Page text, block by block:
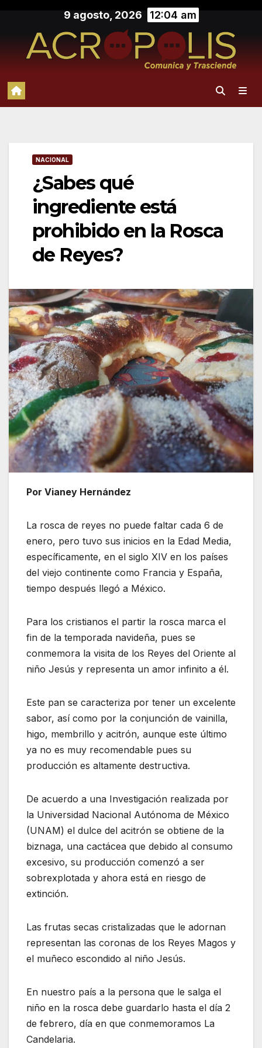
contenido
9 agosto, 2026 12:04 am
NACIONAL
¿Sabes qué
ingrediente está
prohibido en la Rosca
de Reyes?
Por Vianey Hernández
La rosca de reyes no puede faltar cada 6 de
enero, pero tuvo sus inicios en la Edad Media,
específicamente, en el siglo XIV en los países
del viejo continente como Francia y España,
tiempo después llegó a México.
Para los cristianos el partir la rosca marca el
fin de la temporada navideña, pues se
conmemora la visita de los Reyes del Oriente al
niño Jesús y representa un amor infinito a él.
Este pan se caracteriza por tener un excelente
sabor, así como por la conjunción de vainilla,
higo, membrillo y acitrón, aunque este último
ya no es muy recomendable pues su
producción es altamente destructiva.
De acuerdo a una Investigación realizada por
la Universidad Nacional Autónoma de México
(UNAM) el dulce del acitrón se obtiene de la
biznaga, una cactácea que debido al consumo
excesivo, su producción comenzó a ser
sobrexplotada y ahora está en riesgo de
extinción.
Las frutas secas cristalizadas que le adornan
representan las coronas de los Reyes Magos y
el muñeco escondido al niño Jesús.
En nuestro país a la persona que le salga el
niño en la rosca debe guardarlo hasta el día 2
de febrero, día en que conmemoramos La
Candelaria.